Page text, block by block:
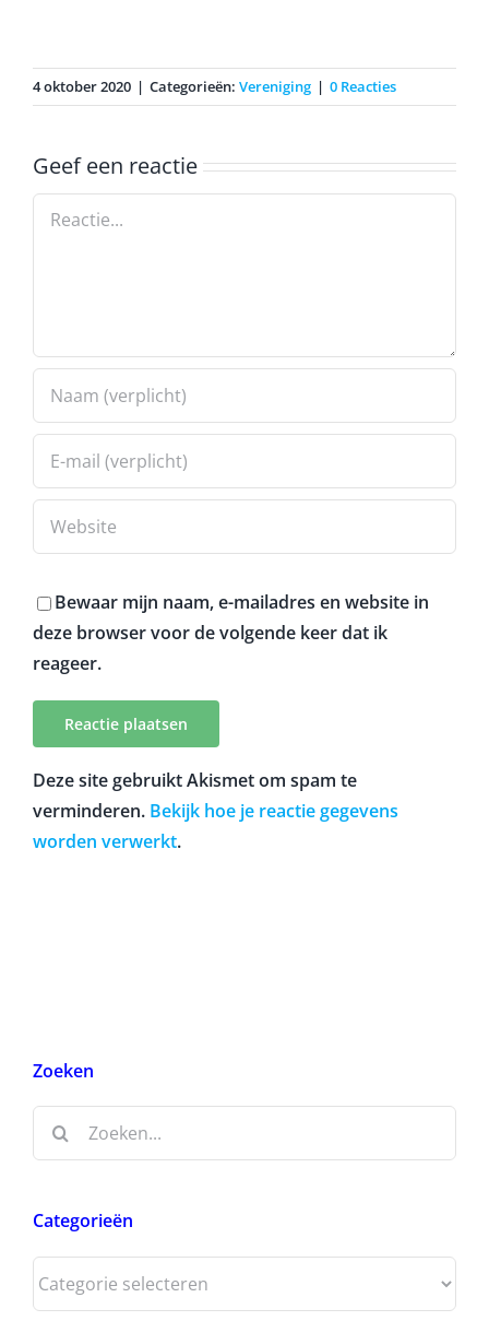
4 oktober 2020 | Categorieën: Vereniging | 0 Reacties
Geef een reactie
Reactie
Bewaar mijn naam, e-mailadres en website in
deze browser voor de volgende keer dat ik
reageer.
Deze site gebruikt Akismet om spam te
verminderen. Bekijk hoe je reactie gegevens
worden verwerkt.
Zoeken
Zoeken
Categorieën
Categorieën